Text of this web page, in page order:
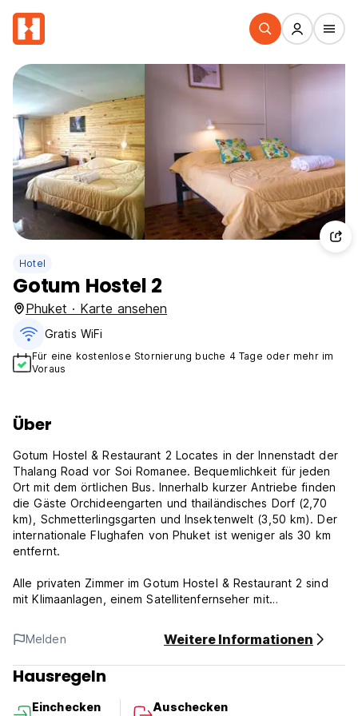
Hotel
Gotum Hostel 2
Phuket · Karte ansehen
Gratis WiFi
Für eine kostenlose Stornierung buche 4 Tage oder mehr im
Voraus
Über
Gotum Hostel & Restaurant 2 Locates in der Innenstadt der
Thalang Road vor Soi Romanee. Bequemlichkeit für jeden
Ort mit dem örtlichen Bus. Innerhalb kurzer Antriebe finden
die Gäste Orchideengarten und thailändisches Dorf (2,70
km), Schmetterlingsgarten und Insektenwelt (3,50 km). Der
internationale Flughafen von Phuket ist weniger als 30 km
entfernt.
Alle privaten Zimmer im Gotum Hostel & Restaurant 2 sind
mit Klimaanlagen, einem Satellitenfernseher mit
Badezimmer von En Suite ist in allen Zimmern erhältlich.
Gäste des Schlafsaals haben Zugang zu einem
gemeinsamen Badezimmer im Zimmer. Ein Sachspiegel und
ein Schreibtisch sind in allen Einheiten Standard. Zu den
gehören Gepäckspeicher und Währungsaustausch. Die
Melden Weitere Informationen
Hausregeln
Einchecken
Auschecken